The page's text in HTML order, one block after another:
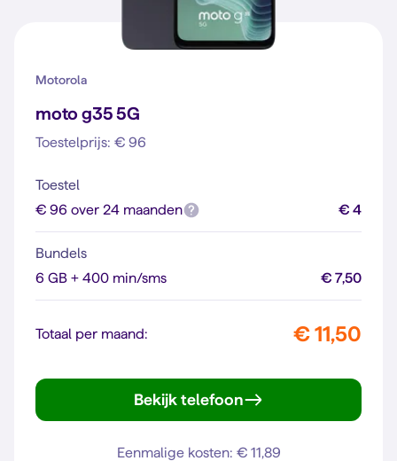
Motorola
moto g35 5G
Toestelprijs: € 96
Toestel
€ 96 over 24 maanden
€ 4
Bundels
6 GB + 400 min/sms
€ 7,50
Totaal per maand: € 11,50
Bekijk telefoon
Eenmalige kosten: € 11,89